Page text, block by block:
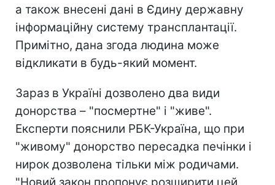
а також внесені дані в Єдину державну
інформаційну систему трансплантації.
Примітно, дана згода людина може
відкликати в будь-який момент.
Зараз в Україні дозволено два види
донорства – "посмертне" і "живе".
Експерти пояснили РБК-Україна, що при
"живому" донорство пересадка печінки і
нирок дозволена тільки між родичами.
"Новий закон пропонує розширити цей